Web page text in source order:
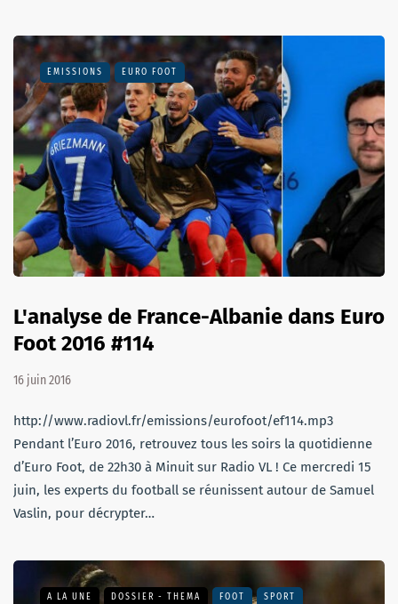
EMISSIONS EURO FOOT
L'analyse de France-Albanie dans Euro
Foot 2016 #114
16 juin 2016
http://www.radiovl.fr/emissions/eurofoot/ef114.mp3
Pendant l’Euro 2016, retrouvez tous les soirs la quotidienne
d’Euro Foot, de 22h30 à Minuit sur Radio VL ! Ce mercredi 15
juin, les experts du football se réunissent autour de Samuel
Vaslin, pour décrypter…
A LA UNE DOSSIER - THEMA FOOT SPORT